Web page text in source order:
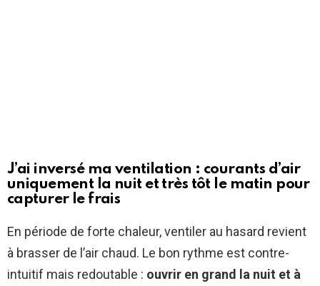
J’ai inversé ma ventilation : courants d’air
uniquement la nuit et très tôt le matin pour
capturer le frais
En période de forte chaleur, ventiler au hasard revient
à brasser de l’air chaud. Le bon rythme est contre-
intuitif mais redoutable : ouvrir en grand la nuit et à